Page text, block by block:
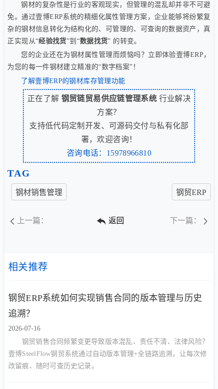
钢材的复杂性是行业的客观现实，但管理的混乱却并非不可避
免。通过壹博ERP系统的精细化属性管理方案，企业能够将纷繁复
杂的钢材信息转化为结构化的、可管理的、可查询的数据资产，真
正实现从“经验找货”到“数据找货” 的转变。
您的企业还在为钢材属性管理而烦恼吗？立即体验壹博ERP，
为您的每一件钢材建立精准的“数字档案”！
了解壹博ERP的钢材库存管理功能
正在了解 钢贸链贸易供应链管理系统 行业解决
方案？
支持低代码定制开发、可源码交付与私有化部
署，欢迎咨询！
咨询电话：15978966810
TAG
钢材销售管理 钢贸ERP
上一篇： 返回 下一篇：
相关推荐
钢贸ERP系统如何实现销售合同的版本管理与历史
追溯？
2026-07-16
钢贸销售合同频繁变更导致版本混乱、责任不清、法律风险？
壹博SteelFlow钢贸系统通过自动版本管理+全链路追溯，让每次修
改留痕、随时可查历史记录。